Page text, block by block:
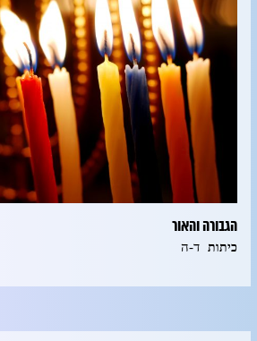
הגבורה והאור
כיתות ד-ה